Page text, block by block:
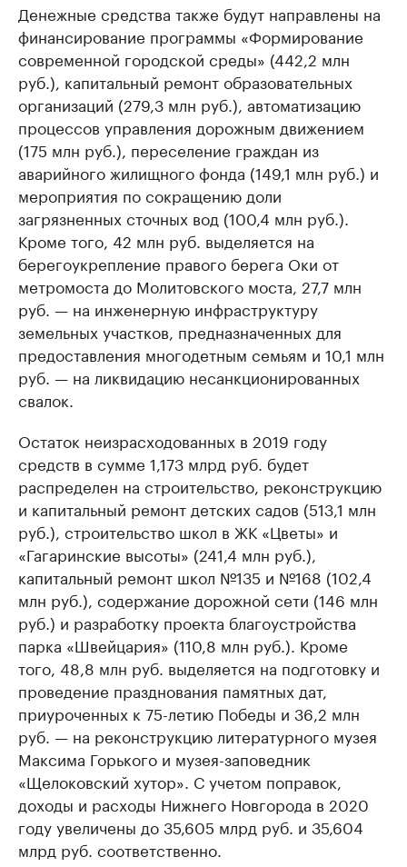
Денежные средства также будут направлены на
финансирование программы «Формирование
современной городской среды» (442,2 млн
руб.), капитальный ремонт образовательных
организаций (279,3 млн руб.), автоматизацию
процессов управления дорожным движением
(175 млн руб.), переселение граждан из
аварийного жилищного фонда (149,1 млн руб.) и
мероприятия по сокращению доли
загрязненных сточных вод (100,4 млн руб.).
Кроме того, 42 млн руб. выделяется на
берегоукрепление правого берега Оки от
метромоста до Молитовского моста, 27,7 млн
руб. — на инженерную инфраструктуру
земельных участков, предназначенных для
предоставления многодетным семьям и 10,1 млн
руб. — на ликвидацию несанкционированных
свалок.
Остаток неизрасходованных в 2019 году
средств в сумме 1,173 млрд руб. будет
распределен на строительство, реконструкцию
и капитальный ремонт детских садов (513,1 млн
руб.), строительство школ в ЖК «Цветы» и
«Гагаринские высоты» (241,4 млн руб.),
капитальный ремонт школ №135 и №168 (102,4
млн руб.), содержание дорожной сети (146 млн
руб.) и разработку проекта благоустройства
парка «Швейцария» (110,8 млн руб.). Кроме
того, 48,8 млн руб. выделяется на подготовку и
проведение празднования памятных дат,
приуроченных к 75-летию Победы и 36,2 млн
руб. — на реконструкцию литературного музея
Максима Горького и музея-заповедник
«Щелоковский хутор». С учетом поправок,
доходы и расходы Нижнего Новгорода в 2020
году увеличены до 35,605 млрд руб. и 35,604
млрд руб. соответственно.